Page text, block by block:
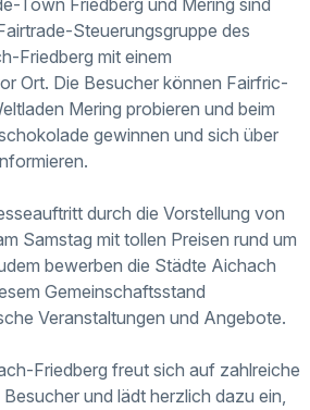
Town Friedberg und Mering sind
Steuerungsgruppe des
Friedberg mit einem
Ort. Die Besucher können Fairfric-
Mering probieren und beim
gewinnen und sich über
durch die Vorstellung von
Samstag mit tollen Preisen rund um
bewerben die Städte Aichach
Gemeinschaftsstand
Veranstaltungen und Angebote.
Friedberg freut sich auf zahlreiche
und lädt herzlich dazu ein,